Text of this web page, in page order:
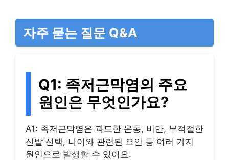
자주 묻는 질문 Q&A
Q1: 족저근막염의 주요
원인은 무엇인가요?
A1: 족저근막염은 과도한 운동, 비만, 부적절한
신발 선택, 나이와 관련된 요인 등 여러 가지
원인으로 발생할 수 있어요.